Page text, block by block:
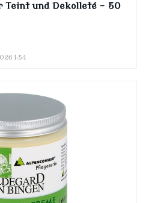
und Dekolleté – 50
1:54